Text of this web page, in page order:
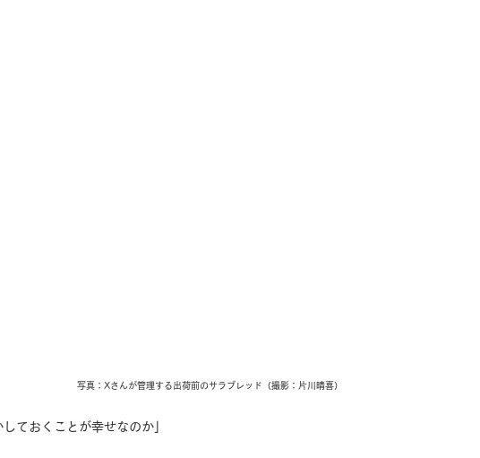
写真：Xさんが管理する出荷前のサラブレッド（撮影：片川晴喜）
ておくことが幸せなのか」